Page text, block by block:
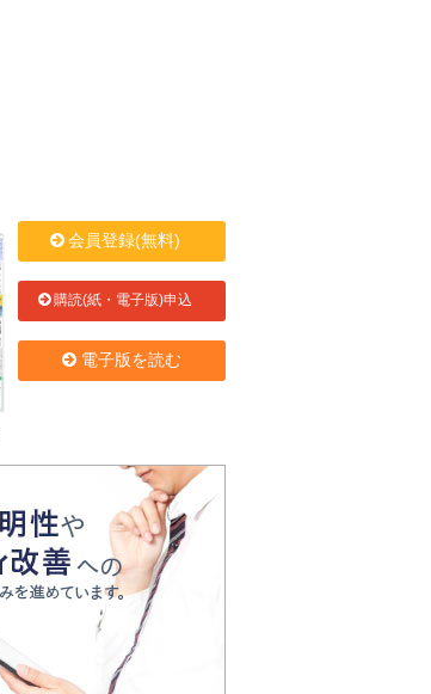
会員登録(無料)
購読(紙・電子版)申込
電子版を読む